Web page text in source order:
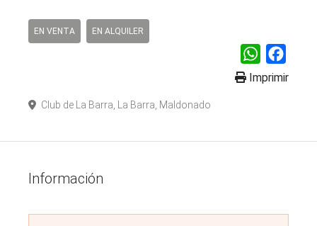
EN VENTA EN ALQUILER
WhatsApp
Imprimir
Club de La Barra, La Barra, Maldonado
Información